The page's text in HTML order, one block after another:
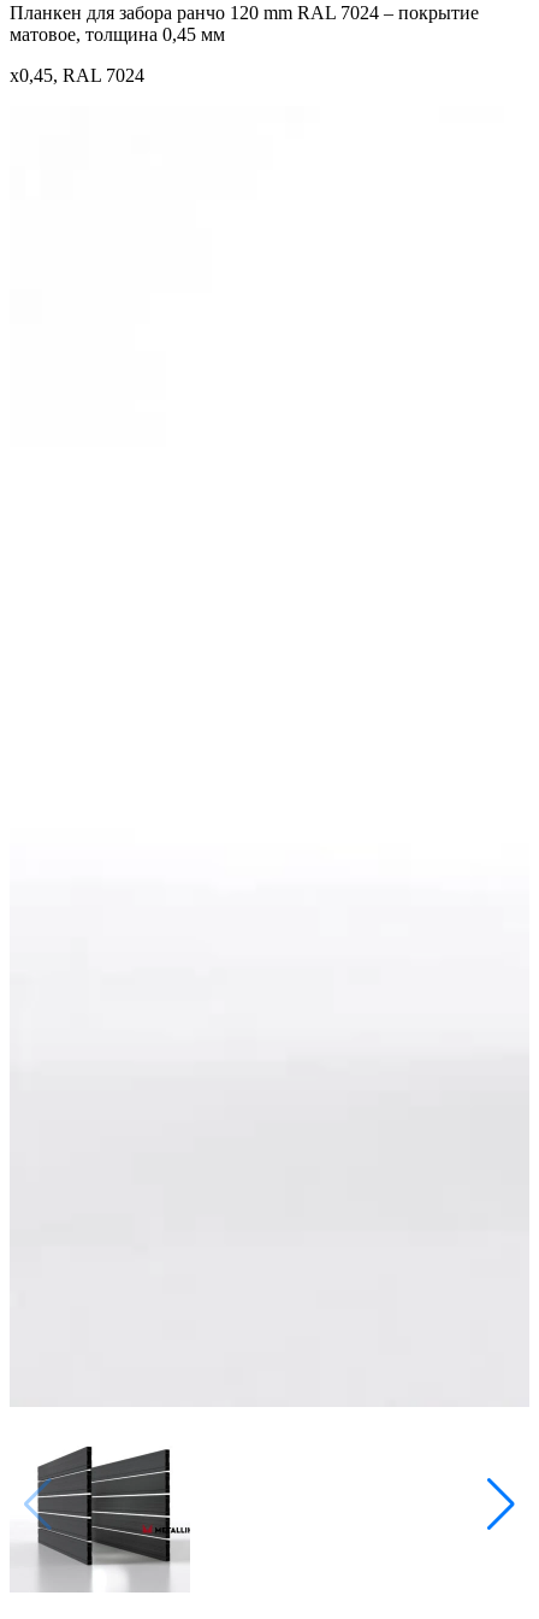
Планкен для забора ранчо 120 mm RAL 7024 – покрытие
матовое, толщина 0,45 мм
x0,45, RAL 7024